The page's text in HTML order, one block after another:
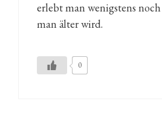
erlebt man wenigstens
man älter wird.
0